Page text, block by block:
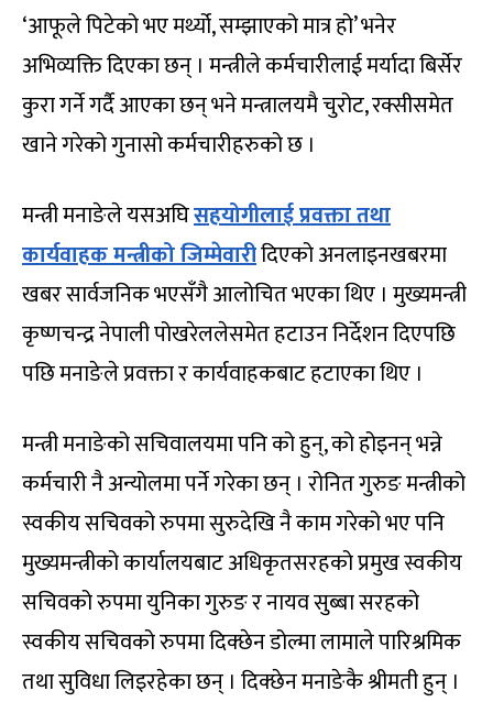
‘आफूले पिटेको भए मर्थ्यो, सम्झाएको मात्र हो’ भनेर
अभिव्यक्ति दिएका छन् । मन्त्रीले कर्मचारीलाई मर्यादा बिर्सेर
कुरा गर्ने गर्दै आएका छन् भने मन्त्रालयमै चुरोट, रक्सीसमेत
खाने गरेको गुनासो कर्मचारीहरुको छ ।
मन्त्री मनाङेले यसअघिसहयोगीलाई प्रवक्ता तथा
कार्यवाहक मन्त्रीको जिम्मेवारीदिएको अनलाइनखबरमा
खबर सार्वजनिक भएसँगै आलोचित भएका थिए । मुख्यमन्त्री
कृष्णचन्द्र नेपाली पोखरेललेसमेत हटाउन निर्देशन दिएपछि
पछि मनाङेले प्रवक्ता र कार्यवाहकबाट हटाएका थिए ।
मन्त्री मनाङेको सचिवालयमा पनि को हुन्, को होइनन् भन्ने
कर्मचारी नै अन्योलमा पर्ने गरेका छन् । रोनित गुरुङ मन्त्रीको
स्वकीय सचिवको रुपमा सुरुदेखि नै काम गरेको भए पनि
मुख्यमन्त्रीको कार्यालयबाट अधिकृतसरहको प्रमुख स्वकीय
सचिवको रुपमा युनिका गुरुङ र नायव सुब्बा सरहको
स्वकीय सचिवको रुपमा दिक्छेन डोल्मा लामाले पारिश्रमिक
तथा सुविधा लिइरहेका छन् । दिक्छेन मनाङेकै श्रीमती हुन् ।